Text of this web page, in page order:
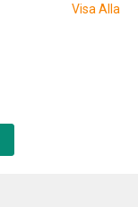
Visa Alla